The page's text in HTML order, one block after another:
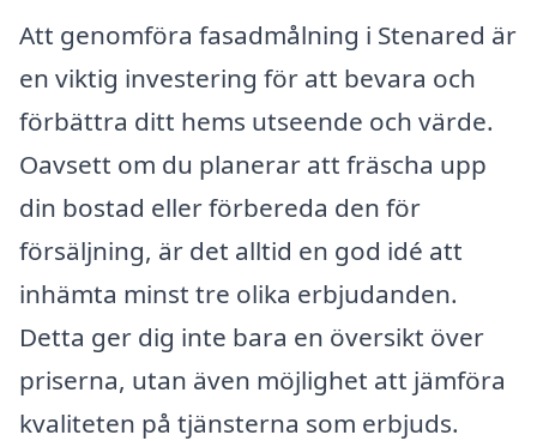
Att genomföra fasadmålning i Stenared är
en viktig investering för att bevara och
förbättra ditt hems utseende och värde.
Oavsett om du planerar att fräscha upp
din bostad eller förbereda den för
försäljning, är det alltid en god idé att
inhämta minst tre olika erbjudanden.
Detta ger dig inte bara en översikt över
priserna, utan även möjlighet att jämföra
kvaliteten på tjänsterna som erbjuds.